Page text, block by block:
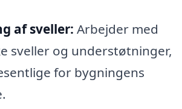
af sveller: Arbejder med
sveller og understøtninger,
for bygningens